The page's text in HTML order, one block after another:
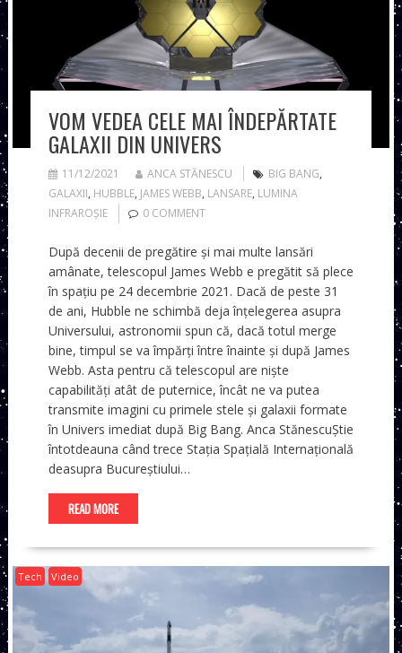
VOM VEDEA CELE MAI ÎNDEPĂRTATE
GALAXII DIN UNIVERS
11/12/2021 ANCA STĂNESCU BIG BANG,
GALAXII, HUBBLE, JAMES WEBB, LANSARE, LUMINA
INFRAROȘIE
0 COMMENT
După decenii de pregătire și mai multe lansări
amânate, telescopul James Webb e pregătit să plece
în spațiu pe 24 decembrie 2021. Dacă de peste 31
de ani, Hubble ne schimbă deja înțelegerea asupra
Universului, astronomii spun că, dacă totul merge
bine, timpul se va împărți între înainte și după James
Webb. Asta pentru că telescopul are niște
capabilități atât de puternice, încât ne va putea
transmite imagini cu primele stele și galaxii formate
în Univers imediat după Big Bang. Anca StănescuȘtie
întotdeauna când trece Stația Spațială Internațională
deasupra Bucureștiului…
READ MORE
Tech Video